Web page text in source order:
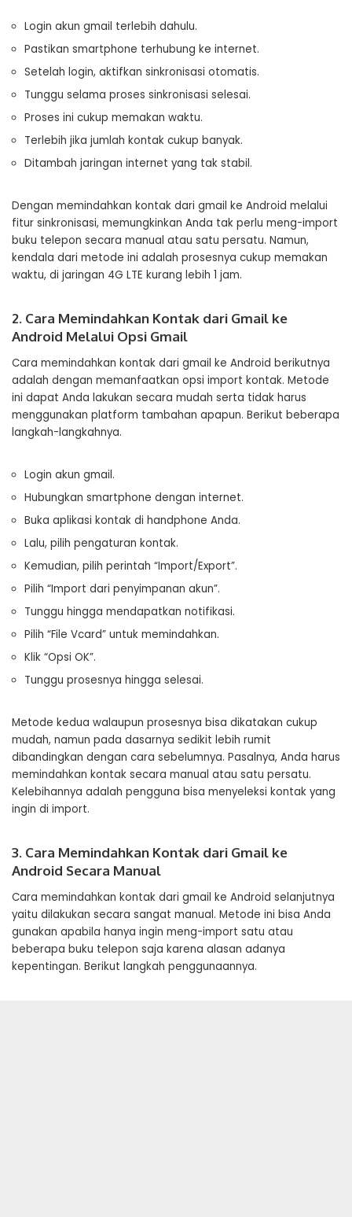
Login akun gmail terlebih dahulu.
Pastikan smartphone terhubung ke internet.
Setelah login, aktifkan sinkronisasi otomatis.
Tunggu selama proses sinkronisasi selesai.
Proses ini cukup memakan waktu.
Terlebih jika jumlah kontak cukup banyak.
Ditambah jaringan internet yang tak stabil.
Dengan memindahkan kontak dari gmail ke Android melalui
fitur sinkronisasi, memungkinkan Anda tak perlu meng-import
buku telepon secara manual atau satu persatu. Namun,
kendala dari metode ini adalah prosesnya cukup memakan
waktu, di jaringan 4G LTE kurang lebih 1 jam.
2. Cara Memindahkan Kontak dari Gmail ke
Android Melalui Opsi Gmail
Cara memindahkan kontak dari gmail ke Android berikutnya
adalah dengan memanfaatkan opsi import kontak. Metode
ini dapat Anda lakukan secara mudah serta tidak harus
menggunakan platform tambahan apapun. Berikut beberapa
langkah-langkahnya.
Login akun gmail.
Hubungkan smartphone dengan internet.
Buka aplikasi kontak di handphone Anda.
Lalu, pilih pengaturan kontak.
Kemudian, pilih perintah “Import/Export”.
Pilih “Import dari penyimpanan akun”.
Tunggu hingga mendapatkan notifikasi.
Pilih “File Vcard” untuk memindahkan.
Klik “Opsi OK”.
Tunggu prosesnya hingga selesai.
Metode kedua walaupun prosesnya bisa dikatakan cukup
mudah, namun pada dasarnya sedikit lebih rumit
dibandingkan dengan cara sebelumnya. Pasalnya, Anda harus
memindahkan kontak secara manual atau satu persatu.
Kelebihannya adalah pengguna bisa menyeleksi kontak yang
ingin di import.
3. Cara Memindahkan Kontak dari Gmail ke
Android Secara Manual
Cara memindahkan kontak dari gmail ke Android selanjutnya
yaitu dilakukan secara sangat manual. Metode ini bisa Anda
gunakan apabila hanya ingin meng-import satu atau
beberapa buku telepon saja karena alasan adanya
kepentingan. Berikut langkah penggunaannya.